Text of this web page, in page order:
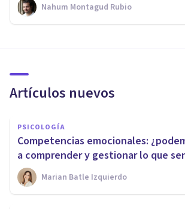
Nahum Montagud Rubio
Artículos nuevos
PSICOLOGÍA
Competencias emocionales:
a comprender y gestionar lo que
Marian Batle Izquierdo